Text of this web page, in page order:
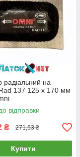
радіальний на
137 125 х 170 мм
відправки
₴ 271,53 ₴
Купити